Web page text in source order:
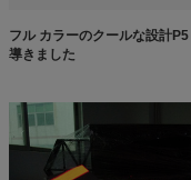
フル カラーのクールな設計
導きました